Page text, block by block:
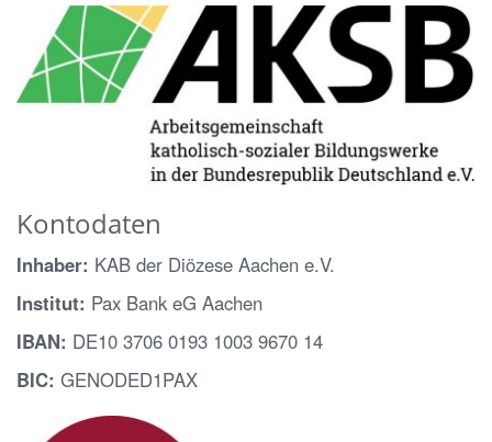
Kontodaten
Inhaber: KAB der Diözese Aachen e.V.
Institut: Pax Bank eG Aachen
IBAN: DE10 3706 0193 1003 9670 14
BIC: GENODED1PAX